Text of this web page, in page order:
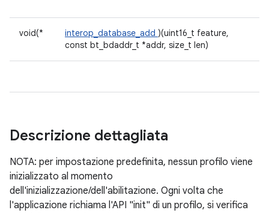
void(* interop_database_add )(uint16_t feature,
const bt_bdaddr_t *addr, size_t len)
Descrizione dettagliata
NOTA: per impostazione predefinita, nessun profilo viene
inizializzato al momento
dell'inizializzazione/dell'abilitazione. Ogni volta che
l'applicazione richiama l'API "init" di un profilo, si verifica